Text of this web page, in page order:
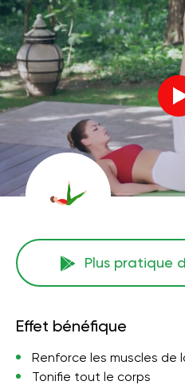
Plus pratique
Effet bénéfique
Renforce les muscles de
Tonifie tout le corps